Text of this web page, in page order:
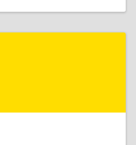
область - Кузбасс,